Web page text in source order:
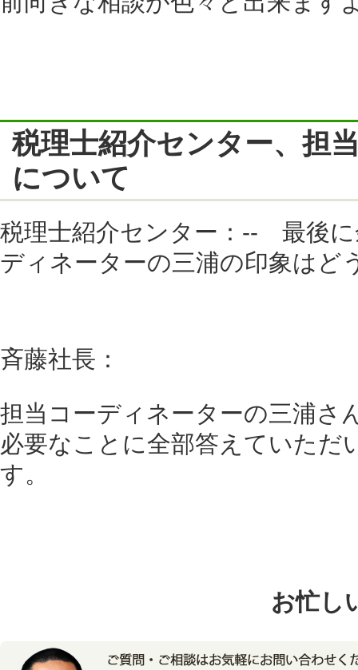
税理士紹介センター、担
について
税理士紹介センター：-- 最後
ディネーターの三浦の印象はど
斉藤社長：
担当コーディネーターの三浦さ
必要なことに全部答えていただ
す。
お忙し